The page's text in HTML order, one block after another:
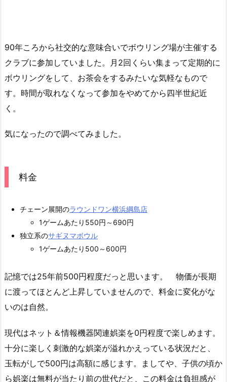
90年ころから社交的な意味合いでボウリング場が主催する
クラブに参加していました。月2回くらい集まって定期的に
ボウリングをして、お茶会をするみたいな気軽なもので
す。時間が取れなくなって参加をやめてから四半世紀近
く。
気になったので調べてみました。
料金
チェーン展開のラウンドワン横浜綱島店
1ゲームあたり550円～690円
独立系のサギヌマボウル
1ゲームあたり500～600円
記憶では25年前500円程度だっと思います。 物価が長期
に渡ってほとんど上昇していませんので、料金に変化がな
いのは自然。
現代はネット＆情報機器関連娯楽を0円程度で楽しめます。
十分に楽しく刺激的な娯楽が溢れかえっている状況だと、
玉転がしで500円は高額に感じます。ましてや、子供の頃か
ら娯楽は無料が当たり前の世代だと、この料金は負担感が